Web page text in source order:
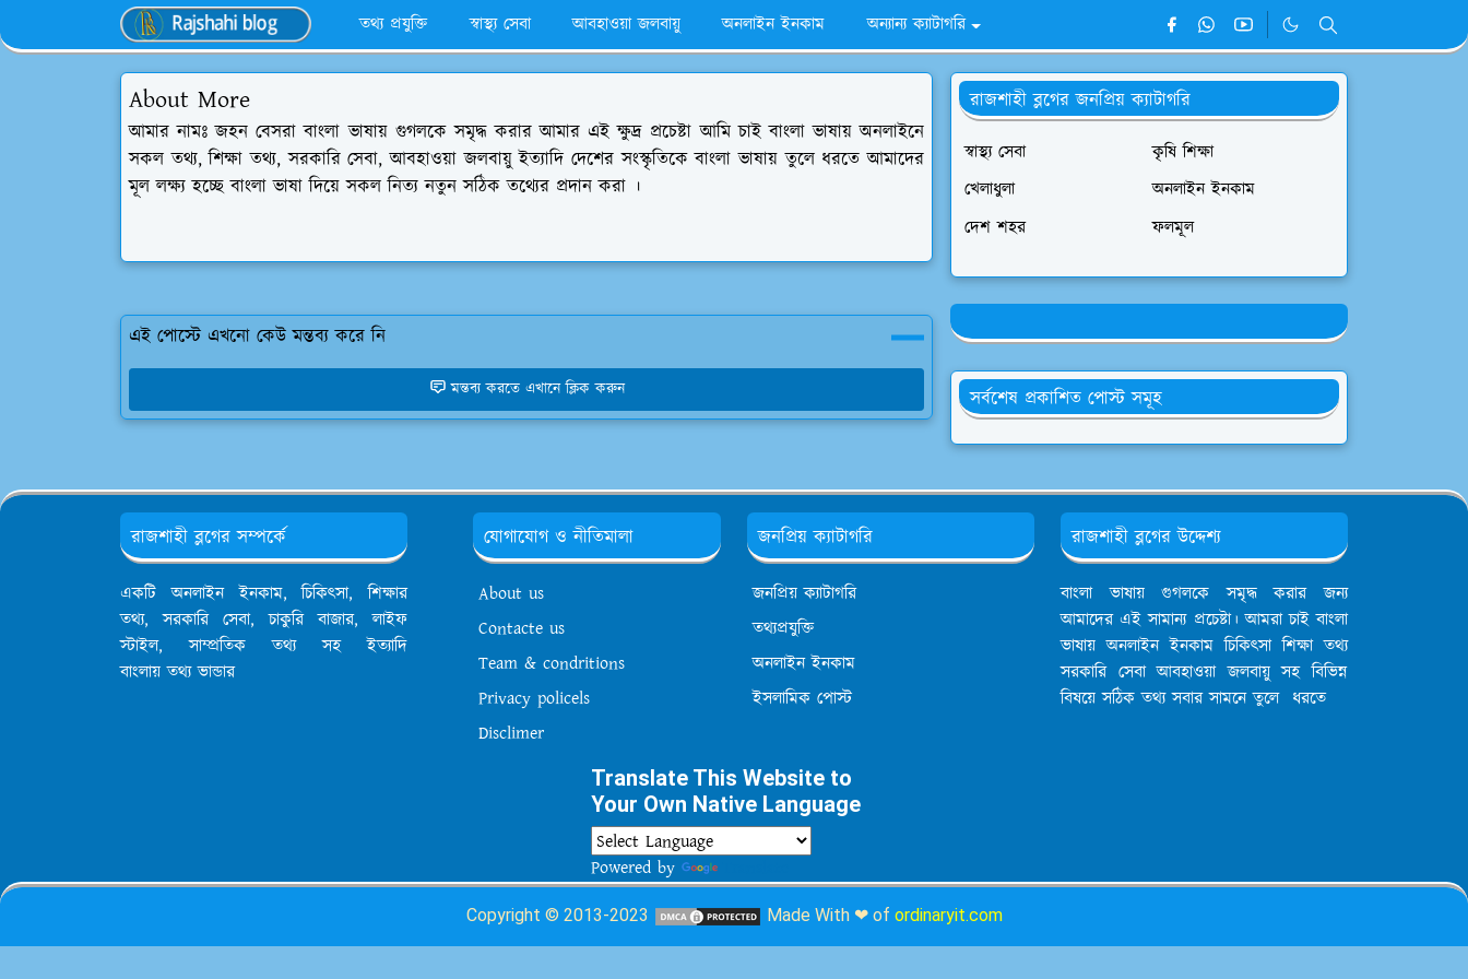
তথ্য প্রযুক্তি স্বাস্থ্য সেবা আবহাওয়া জলবায়ু অনলাইন ইনকাম অন্যান্য ক্যাটাগরি
About More
আমার নামঃ জহন বেসরা বাংলা ভাষায় গুগলকে সমৃদ্ধ করার আমার এই ক্ষুদ্র প্রচেষ্টা আমি চাই বাংলা ভাষায় অনলাইনে
সকল তথ্য, শিক্ষা তথ্য, সরকারি সেবা, আবহাওয়া জলবায়ু ইত্যাদি দেশের সংস্কৃতিকে বাংলা ভাষায় তুলে ধরতে আমাদের
মূল লক্ষ্য হচ্ছে বাংলা ভাষা দিয়ে সকল নিত্য নতুন সঠিক তথ্যের প্রদান করা ।
এই পোস্টে এখনো কেউ মন্তব্য করে নি
মন্তব্য করতে এখানে ক্লিক করুন
রাজশাহী ব্লগের জনপ্রিয় ক্যাটাগরি
স্বাস্থ্য সেবা
কৃষি শিক্ষা
খেলাধুলা
অনলাইন ইনকাম
দেশ শহর
ফলমূল
সর্বশেষ প্রকাশিত পোস্ট সমূহ
রাজশাহী ব্লগের সম্পর্কে
একটি অনলাইন ইনকাম, চিকিৎসা, শিক্ষার
তথ্য, সরকারি সেবা, চাকুরি বাজার, লাইফ
স্টাইল, সাম্প্রতিক তথ্য সহ ইত্যাদি
বাংলায় তথ্য ভান্ডার
যোগাযোগ ও নীতিমালা
About us
Contacte us
Team & condritions
Privacy policels
Disclimer
জনপ্রিয় ক্যাটাগরি
জনপ্রিয় ক্যাটাগরি
তথ্যপ্রযুক্তি
অনলাইন ইনকাম
ইসলামিক পোস্ট
রাজশাহী ব্লগের উদ্দেশ্য
বাংলা ভাষায় গুগলকে সমৃদ্ধ করার জন্য
আমাদের এই সামান্য প্রচেষ্টা। আমরা চাই বাংলা
ভাষায় অনলাইন ইনকাম চিকিৎসা শিক্ষা তথ্য
সরকারি সেবা আবহাওয়া জলবায়ু সহ বিভিন্ন
বিষয়ে সঠিক তথ্য সবার সামনে তুলে ধরতে
Translate This Website to
Your Own Native Language
Powered by
Copyright © 2013-2023 Made With ❤ of ordinaryit.com